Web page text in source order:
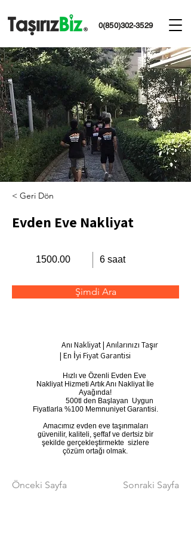
0(850)302-3529
< Geri Dön
Evden Eve Nakliyat
1500.00 6 saat
Şimdi Ara
Anı Nakliyat | Anılarınızı Taşır
| En İyi Fiyat Garantisi
​ Hızlı ve Özenli Evden Eve
Nakliyat Hizmeti Artık Anı Nakliyat İle
Ayağında!
500tl den Başlayan Uygun
Fiyatlarla %100 Memnuniyet Garantisi.
Amacımız evden eve taşınmaları
güvenilir, kaliteli, şeffaf ve dertsiz bir
şekilde gerçekleştirmekte sizlere
çözüm ortağı olmak.
Önceki Sayfa Sonraki Sayfa